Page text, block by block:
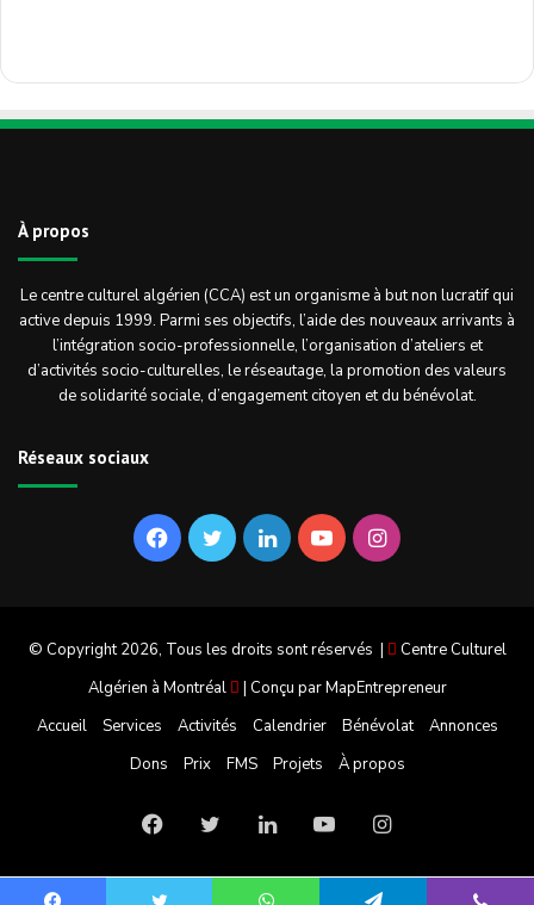
À propos
Le centre culturel algérien (CCA) est un organisme à but non lucratif qui
active depuis 1999. Parmi ses objectifs, l’aide des nouveaux arrivants à
l’intégration socio-professionnelle, l’organisation d’ateliers et
d’activités socio-culturelles, le réseautage, la promotion des valeurs
de solidarité sociale, d’engagement citoyen et du bénévolat.
Réseaux sociaux
FacebookTwitterLinkedinYouTubeInstagram
© Copyright 2026, Tous les droits sont réservés |
Centre Culturel
Algérien à Montréal
| Conçu parMapEntrepreneur
Accueil
Services Activités Calendrier Bénévolat
Annonces
Dons
Prix FMS Projets À propos
FacebookTwitterLinkedin YouTubeInstagram